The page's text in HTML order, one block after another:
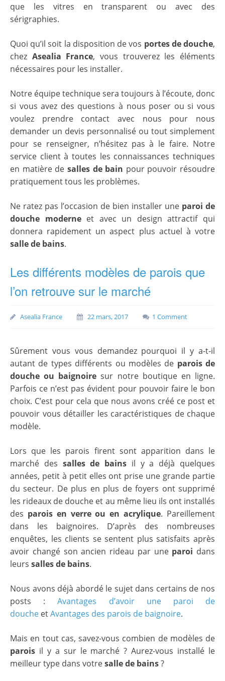
que les vitres en transparent ou avec des
sérigraphies.
Quoi qu’il soit la disposition de vos portes de douche,
chez Asealia France, vous trouverez les éléments
nécessaires pour les installer.
Notre équipe technique sera toujours à l’écoute, donc
si vous avez des questions à nous poser ou si vous
voulez prendre contact avec nous pour nous
demander un devis personnalisé ou tout simplement
pour se renseigner, n’hésitez pas à le faire. Notre
service client à toutes les connaissances techniques
en matière de salles de bain pour pouvoir résoudre
pratiquement tous les problèmes.
Ne ratez pas l’occasion de bien installer une paroi de
douche moderneet avec un design attractif qui
donnera rapidement un aspect plus actuel à votre
salle de bains.
Les différents modèles de parois que
l’on retrouve sur le marché
Asealia France 22 mars, 2017 1 Comment
Sûrement vous vous demandez pourquoi il y a-t-il
autant de types différents ou modèles de parois de
douche ou baignoire sur notre boutique en ligne.
Parfois ce n’est pas évident pour pouvoir faire le bon
choix. C’est pour cela que nous avons créé ce post et
pouvoir vous détailler les caractéristiques de chaque
modèle.
Lors que les parois firent sont apparition dans le
marché des salles de bains il y a déjà quelques
années, petit à petit elles ont prise une grande partie
du secteur. De plus en plus de foyers ont supprimé
les rideaux de douche et au même lieu ils ont installés
des parois en verre ou en acrylique. Pareillement
dans les baignoires. D’après des nombreuses
enquêtes, les clients se sentent plus satisfaits après
avoir changé son ancien rideau par une paroi dans
leurs salles de bains.
Nous avons déjà abordé le sujet dans certains de nos
posts :Avantages d’avoir une paroi de
douche etAvantages des parois de baignoire.
Mais en tout cas, savez-vous combien de modèles de
parois il y a sur le marché ? Aurez-vous installé le
meilleur type dans votresalle de bains?